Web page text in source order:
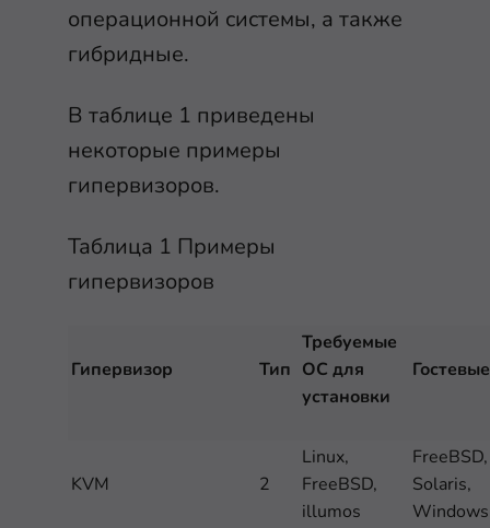
операционной системы, а также
гибридные.
В таблице 1 приведены
некоторые примеры
гипервизоров.
Таблица 1 Примеры
гипервизоров
Гипервизор Тип
Требуемые
ОС для
установки
KVM 2
Linux,
FreeBSD,
illumos
Solaris,